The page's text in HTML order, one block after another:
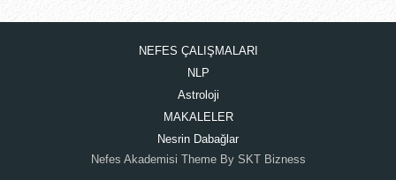
NEFES ÇALIŞMALARI
NLP
Astroloji
MAKALELER
Nesrin Dabağlar
Nefes Akademisi Theme By SKT Bizness